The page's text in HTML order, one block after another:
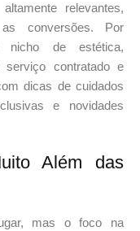
relevantes,
conversões. Por
de estética,
contratado e
dicas de cuidados
e novidades
Além das
mas o foco na